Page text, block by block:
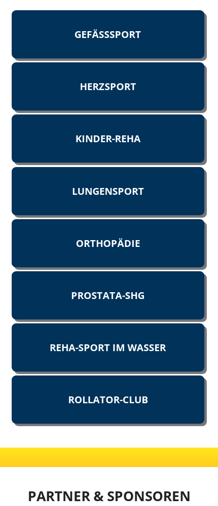
GEFÄSSSPORT
HERZSPORT
KINDER-REHA
LUNGENSPORT
ORTHOPÄDIE
PROSTATA-SHG
REHA-SPORT IM WASSER
ROLLATOR-CLUB
PARTNER & SPONSOREN